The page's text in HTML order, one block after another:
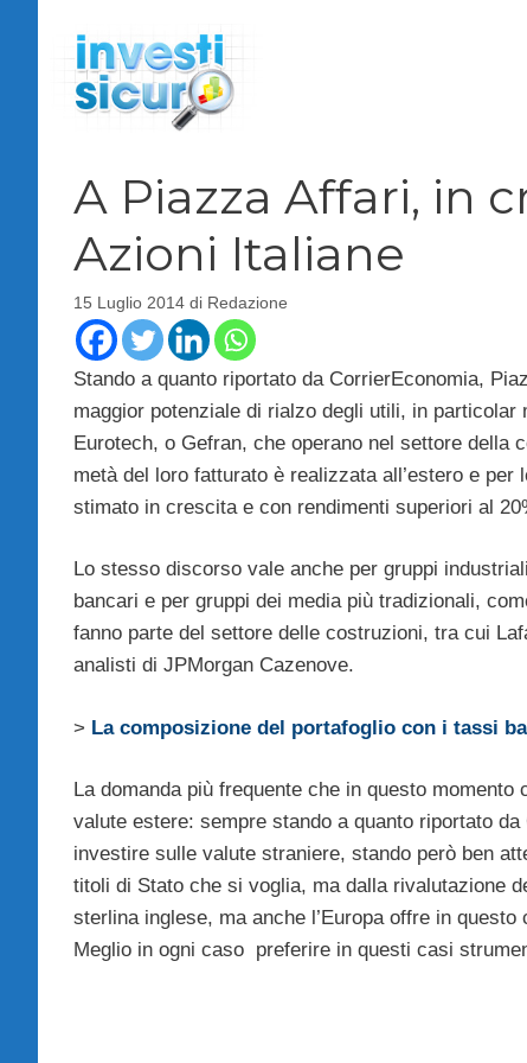
contenuto
A Piazza Affari, in
Azioni Italiane
15 Luglio 2014 di Redazione
Stando a quanto riportato da CorrierEconomia,
maggior potenziale di rialzo degli utili, in
Eurotech, o Gefran, che operano nel settore della
metà del loro fatturato è realizzata all’estero e
stimato in crescita e con rendimenti superiori al
Lo stesso discorso vale anche per gruppi
bancari e per gruppi dei media più tradizionali,
fanno parte del settore delle costruzioni, tra cui
analisti di JPMorgan Cazenove.
> La composizione del portafoglio con i tassi
La domanda più frequente che in questo
valute estere: sempre stando a quanto riportato
investire sulle valute straniere, stando però ben
titoli di Stato che si voglia, ma dalla rivalutazione
sterlina inglese, ma anche l’Europa offre in
Meglio in ogni caso preferire in questi casi